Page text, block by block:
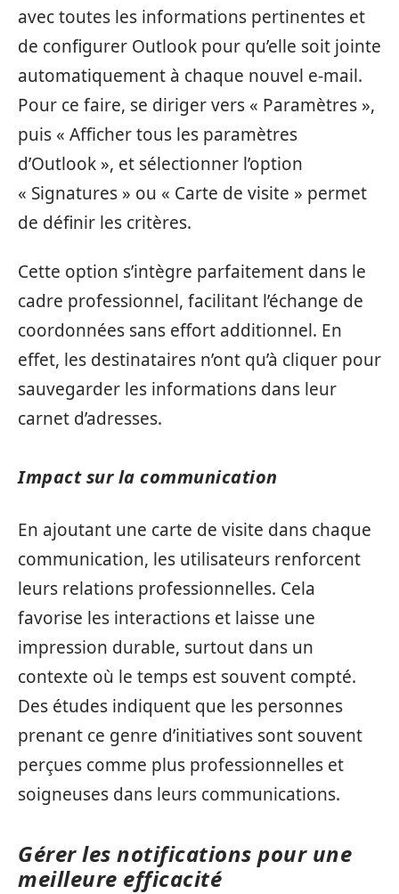
avec toutes les informations pertinentes et
de configurer Outlook pour qu’elle soit jointe
automatiquement à chaque nouvel e-mail.
Pour ce faire, se diriger vers « Paramètres »,
puis « Afficher tous les paramètres
d’Outlook », et sélectionner l’option
« Signatures » ou « Carte de visite » permet
de définir les critères.
Cette option s’intègre parfaitement dans le
cadre professionnel, facilitant l’échange de
coordonnées sans effort additionnel. En
effet, les destinataires n’ont qu’à cliquer pour
sauvegarder les informations dans leur
carnet d’adresses.
Impact sur la communication
En ajoutant une carte de visite dans chaque
communication, les utilisateurs renforcent
leurs relations professionnelles. Cela
favorise les interactions et laisse une
impression durable, surtout dans un
contexte où le temps est souvent compté.
Des études indiquent que les personnes
prenant ce genre d’initiatives sont souvent
perçues comme plus professionnelles et
soigneuses dans leurs communications.
Gérer les notifications pour une
meilleure efficacité